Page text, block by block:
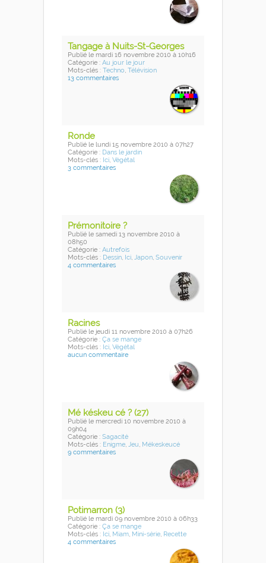
Tangage à Nuits-St-Georges
Publié le mardi 16 novembre 2010 à 10h16
Catégorie : Au jour le jour
Mots-clés : Techno, Télévision
13 commentaires
Ronde
Publié le lundi 15 novembre 2010 à 07h27
Catégorie : Dans le jardin
Mots-clés : Ici, Végétal
3 commentaires
Prémonitoire ?
Publié le samedi 13 novembre 2010 à
08h50
Catégorie : Autrefois
Mots-clés : Dessin, Ici, Japon, Souvenir
4 commentaires
Racines
Publié le jeudi 11 novembre 2010 à 07h26
Catégorie : Ça se mange
Mots-clés : Ici, Végétal
aucun commentaire
Mé késkeu cé ? (27)
Publié le mercredi 10 novembre 2010 à
09h04
Catégorie : Sagacité
Mots-clés : Enigme, Jeu, Mékeskeucé
9 commentaires
Potimarron (3)
Publié le mardi 09 novembre 2010 à 06h33
Catégorie : Ça se mange
Mots-clés : Ici, Miam, Mini-série, Recette
4 commentaires